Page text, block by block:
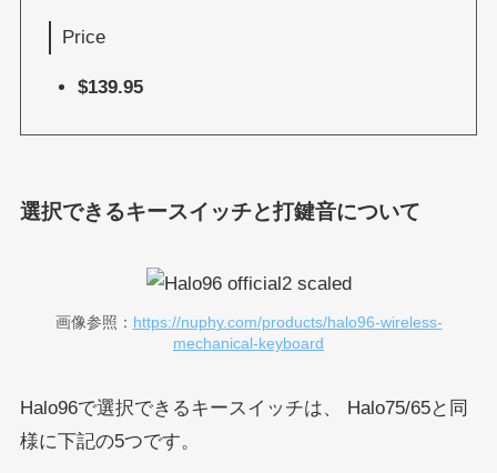
Price
$139.95
選択できるキースイッチと打鍵音について
画像参照： https://nuphy.com/products/halo96-wireless-
mechanical-keyboard
Halo96で選択できるキースイッチは、 Halo75/65と同
様に下記の5つです。